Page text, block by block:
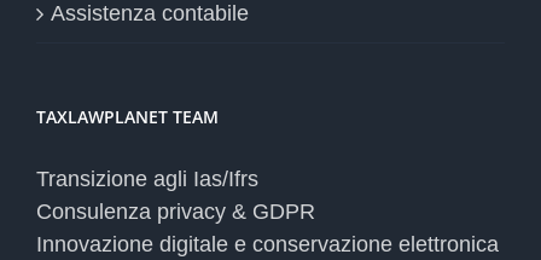
Assistenza contabile
TAXLAWPLANET TEAM
Transizione agli Ias/Ifrs
Consulenza privacy & GDPR
Innovazione digitale e conservazione elettronica